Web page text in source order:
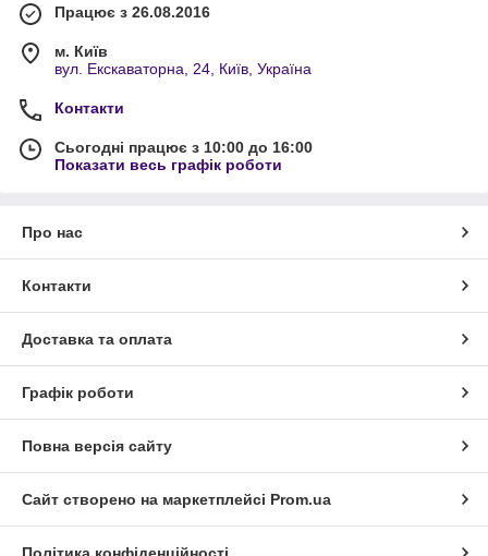
Працює з 26.08.2016
м. Київ
вул. Екскаваторна, 24, Київ, Україна
Контакти
Сьогодні працює з 10:00 до 16:00
Показати весь графік роботи
Про нас
Контакти
Доставка та оплата
Графік роботи
Повна версія сайту
Сайт створено на маркетплейсі Prom.ua